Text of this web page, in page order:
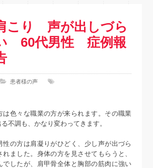
こり 声が出しづら
60代男性 症例報
患者様の声
は色々な職業の方が来られます。その職業
不調も、かなり変わってきます。
性の方は肩凝りがひどく、少し声が出づら
れました。身体の方を見させてもらうと、
でしたが、肩甲骨全体と胸部の筋肉に強い